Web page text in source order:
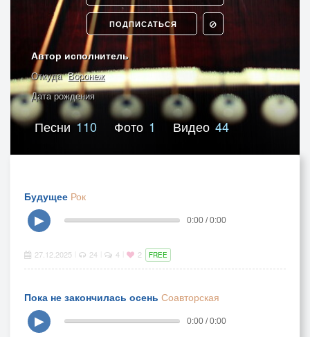
ПОДПИСАТЬСЯ
Автор исполнитель
Откуда Воронеж
Дата рождения
Песни110 Фото 1 Видео 44
Будущее Рок
▶
0:00 / 0:00
27.12.2025 24 4 2 FREE
Пока не закончилась осень Соавторская
▶
0:00 / 0:00